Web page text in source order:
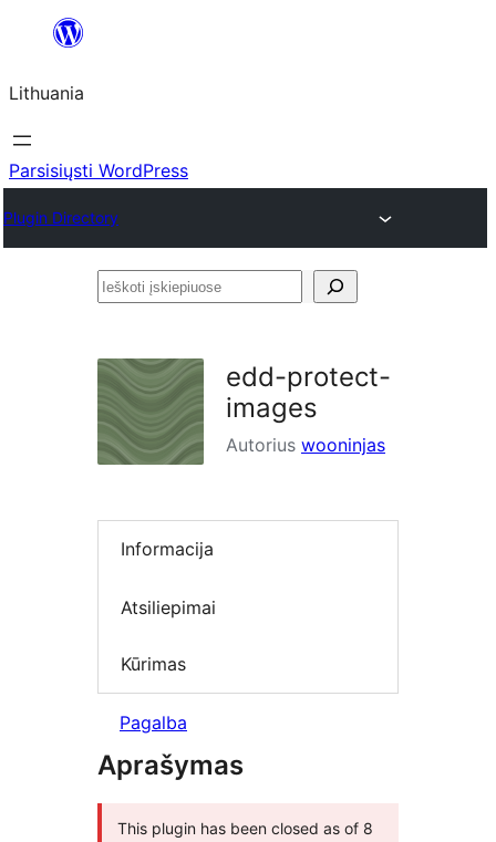
turinio
Lithuania
Parsisiųsti WordPress
Plugin Directory
Ieškoti
edd-protect-
images
Autorius wooninjas
Informacija
Atsiliepimai
Kūrimas
Pagalba
Aprašymas
This plugin has been closed as of 8